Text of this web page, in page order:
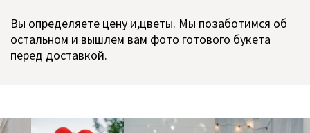
Вы определяете цену и,цветы. Мы позаботимся об
остальном и вышлем вам фото готового букета
перед доставкой.